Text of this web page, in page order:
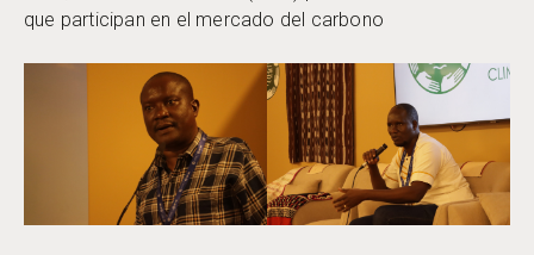
que participan en el mercado del carbono